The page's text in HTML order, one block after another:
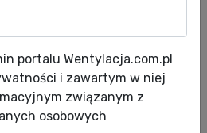
sprawie
na branżę
portalu Wentylacja.com.pl
i zawartym w niej
związanym z
osobowych